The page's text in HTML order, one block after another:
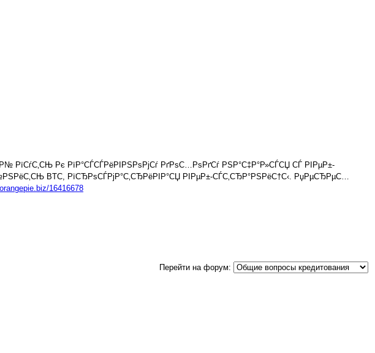
РїСѓС‚СЊ Рє РїР°СЃСЃРёРІРЅРѕРјСѓ РґРѕС…РѕРґСѓ РЅР°С‡Р°Р»СЃСЏ СЃ РІРµР±-
BTC, РїСЂРѕСЃРјР°С‚СЂРёРІР°СЏ РІРµР±-СЃС‚СЂР°РЅРёС†С‹. РџРµСЂРµС…
16416678
Перейти на форум: